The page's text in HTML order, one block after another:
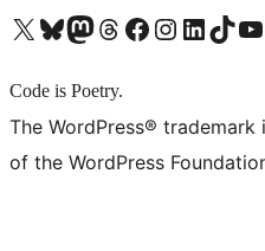
X (旧 Twitter) アカウントへBluesky アカウントへMastodon アカウントへThreads アカウントへ Facebook ページへInstagram アカウントへ LinkedIn アカウントへTikTok アカウントへYouTube チャンネルへ
Code is Poetry.
The WordPress®
of the WordPress